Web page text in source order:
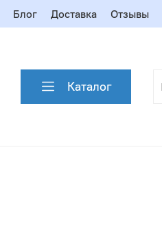
Блог Доставка Отзывы
Каталог